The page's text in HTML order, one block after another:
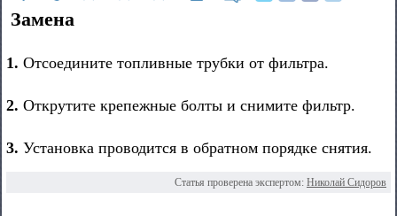
Замена
1. Отсоедините топливные трубки от фильтра.
2. Открутите крепежные болты и снимите фильтр.
3. Установка проводится в обратном порядке снятия.
Статья проверена экспертом: Николай Сидоров